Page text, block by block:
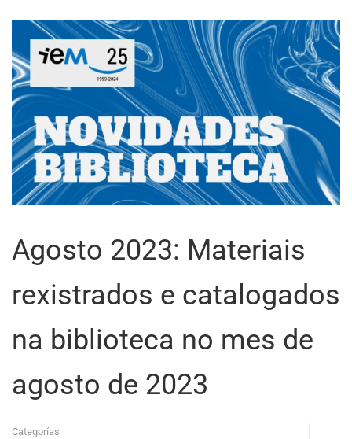
Agosto 2023: Materiais
rexistrados e catalogados
na biblioteca no mes de
agosto de 2023
Categorías